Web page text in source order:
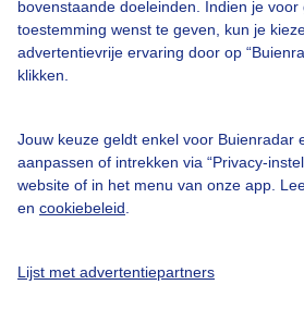
bovenstaande doeleinden. Indien je
toestemming wenst te geven, kun je
advertentievrije ervaring door op
klikken.
Jouw keuze geldt enkel voor Buienradar
aanpassen of intrekken via “Privacy-
website of in het menu van onze app.
en cookiebeleid
Lijst met advertentiepartners
Toegankelijkheid
Gebruikersvoorwaarden
Buienradar Team
Privacy beleid
Cookie beleid